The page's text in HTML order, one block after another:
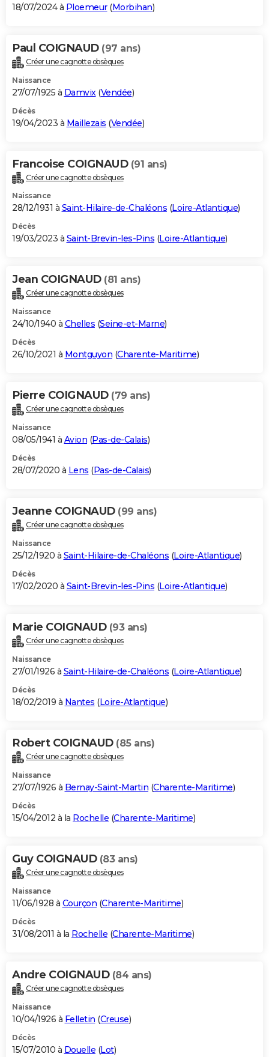
18/07/2024 à Ploemeur(Morbihan)
Paul COIGNAUD (97 ans)
Créer une cagnotte obsèques
Naissance
27/07/1925 à Damvix (Vendée)
Décès
19/04/2023 à Maillezais (Vendée)
Francoise COIGNAUD (91 ans)
Créer une cagnotte obsèques
Naissance
28/12/1931 à Saint-Hilaire-de-Chaléons (Loire-Atlantique)
Décès
19/03/2023 à Saint-Brevin-les-Pins (Loire-Atlantique)
Jean COIGNAUD (81 ans)
Créer une cagnotte obsèques
Naissance
24/10/1940 à Chelles (Seine-et-Marne)
Décès
26/10/2021 à Montguyon (Charente-Maritime)
Pierre COIGNAUD (79 ans)
Créer une cagnotte obsèques
Naissance
08/05/1941 à Avion (Pas-de-Calais)
Décès
28/07/2020 à Lens (Pas-de-Calais)
Jeanne COIGNAUD (99 ans)
Créer une cagnotte obsèques
Naissance
25/12/1920 à Saint-Hilaire-de-Chaléons (Loire-Atlantique)
Décès
17/02/2020 à Saint-Brevin-les-Pins (Loire-Atlantique)
Marie COIGNAUD (93 ans)
Créer une cagnotte obsèques
Naissance
27/01/1926 à Saint-Hilaire-de-Chaléons (Loire-Atlantique)
Décès
18/02/2019 à Nantes (Loire-Atlantique)
Robert COIGNAUD (85 ans)
Créer une cagnotte obsèques
Naissance
27/07/1926 à Bernay-Saint-Martin (Charente-Maritime)
Décès
15/04/2012 à la Rochelle (Charente-Maritime)
Guy COIGNAUD (83 ans)
Créer une cagnotte obsèques
Naissance
11/06/1928 à Courçon (Charente-Maritime)
Décès
31/08/2011 à la Rochelle (Charente-Maritime)
Andre COIGNAUD (84 ans)
Créer une cagnotte obsèques
Naissance
10/04/1926 à Felletin (Creuse)
Décès
15/07/2010 à Douelle (Lot)